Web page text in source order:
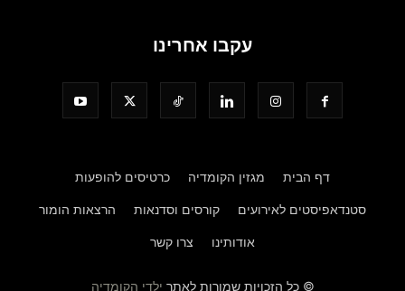
עקבו אחרינו
דף הבית מגזין הקומדיה כרטיסים להופעות
סטנדאפיסטים לאירועים קורסים וסדנאות הרצאות הומור
אודותינו צרו קשר
© כל הזכויות שמורות לאתר ילדי הקומדיה